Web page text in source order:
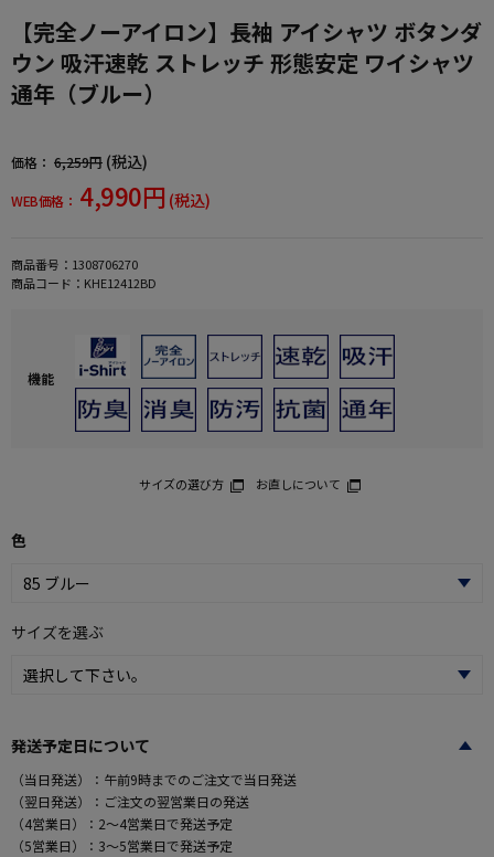
【完全ノーアイロン】長袖 アイシャツ ボタンダ
ウン 吸汗速乾 ストレッチ 形態安定 ワイシャツ
通年（ブルー）
価格： 6,259円 (税込)
WEB価格： 4,990円 (税込)
商品番号： 1308706270
商品コード： KHE12412BD
機能
サイズの選び方 お直しについて
色
サイズを選ぶ
発送予定日について
（当日発送）：午前9時までのご注文で当日発送
（翌日発送）：ご注文の翌営業日の発送
（4営業日）：2～4営業日で発送予定
（5営業日）：3～5営業日で発送予定